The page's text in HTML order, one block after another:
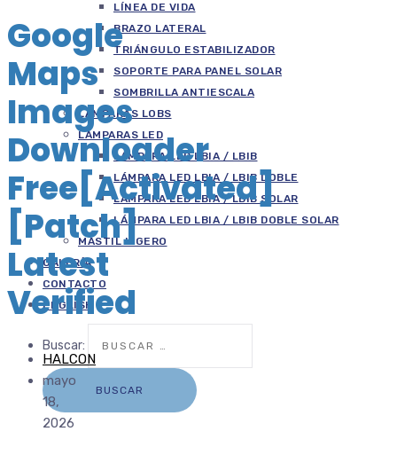
LÍNEA DE VIDA
BRAZO LATERAL
TRIÁNGULO ESTABILIZADOR
SOPORTE PARA PANEL SOLAR
SOMBRILLA ANTIESCALA
LÁMPARAS LOBS
LÁMPARAS LED
LÁMPARA LED LBIA / LBIB
LÁMPARA LED LBIA / LBIB DOBLE
LÁMPARA LED LBIA / LBIB SOLAR
LÁMPARA LED LBIA / LBIB DOBLE SOLAR
MASTIL LIGERO
GALERÍA
CONTACTO
ENGLISH
Buscar:
Google
Maps
Images
Downloader
Free[Activated]
[Patch]
Latest
Verified
HALCON
mayo
18,
2026